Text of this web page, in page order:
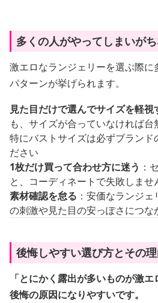
多くの人がやってしまいが
激エロなランジェリーを選ぶ際
パターンが挙げられます。
見た目だけで選んでサイズを軽視
も、サイズが合っていなければ台
特にバストサイズは必ずブランド
ださい
1枚だけ買って合わせ方に迷う ：
と、コーディネートで失敗しませ
素材確認を怠る ：安価なランジ
の刺激や見た目の安っぽさにつな
後悔しやすい選び方とその
「とにかく露出が多いものが激エ
後悔の原因になりやすいです。